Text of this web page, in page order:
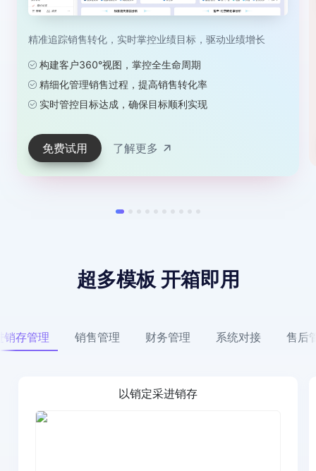
精准追踪销售转化，实时掌控业绩目标，驱动业绩增长
构建客户360°视图，掌控全生命周期
精细化管理销售过程，提高销售转化率
实时管控目标达成，确保目标顺利实现
免费试用 了解更多
超多模板 开箱即用
销存管理 销售管理 财务管理 系统对接 售后
以销定采进销存